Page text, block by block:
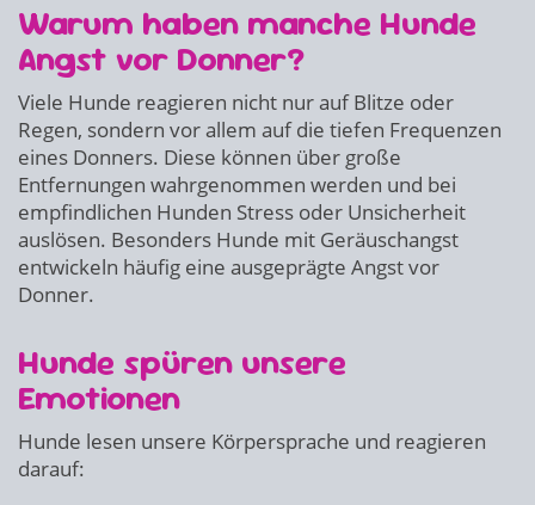
Warum haben manche Hunde
Angst vor Donner?
Viele Hunde reagieren nicht nur auf Blitze oder
Regen, sondern vor allem auf die tiefen Frequenzen
eines Donners. Diese können über große
Entfernungen wahrgenommen werden und bei
empfindlichen Hunden Stress oder Unsicherheit
auslösen. Besonders Hunde mit Geräuschangst
entwickeln häufig eine ausgeprägte Angst vor
Donner.
Hunde spüren unsere
Emotionen
Hunde lesen unsere Körpersprache und reagieren
darauf: